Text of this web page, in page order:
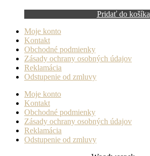
Pridať do košíka
Moje konto
Kontakt
Obchodné podmienky
Zásady ochrany osobných údajov
Reklamácia
Odstupenie od zmluvy
Moje konto
Kontakt
Obchodné podmienky
Zásady ochrany osobných údajov
Reklamácia
Odstupenie od zmluvy